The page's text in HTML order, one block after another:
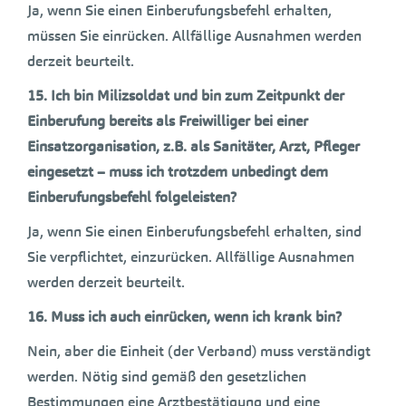
Ja, wenn Sie einen Einberufungsbefehl erhalten,
müssen Sie einrücken. Allfällige Ausnahmen werden
derzeit beurteilt.
15. Ich bin Milizsoldat und bin zum Zeitpunkt der
Einberufung bereits als Freiwilliger bei einer
Einsatzorganisation, z.B. als Sanitäter, Arzt, Pfleger
eingesetzt – muss ich trotzdem unbedingt dem
Einberufungsbefehl folgeleisten?
Ja, wenn Sie einen Einberufungsbefehl erhalten, sind
Sie verpflichtet, einzurücken. Allfällige Ausnahmen
werden derzeit beurteilt.
16. Muss ich auch einrücken, wenn ich krank bin?
Nein, aber die Einheit (der Verband) muss verständigt
werden. Nötig sind gemäß den gesetzlichen
Bestimmungen eine Arztbestätigung und eine